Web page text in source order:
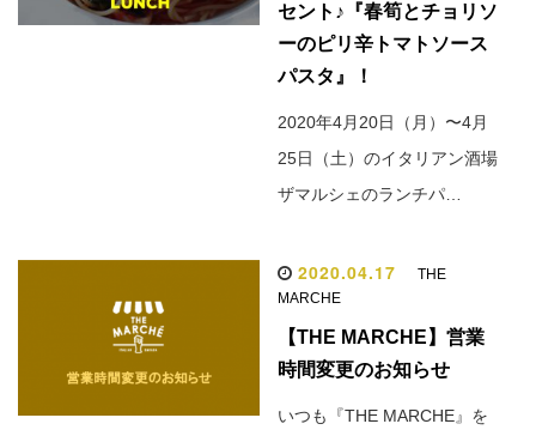
セント♪『春筍とチョリソ
ーのピリ辛トマトソース
パスタ』！
2020年4月20日（月）〜4月
25日（土）のイタリアン酒場
ザマルシェのランチパ…
2020.04.17
THE
MARCHE
【THE MARCHE】営業
時間変更のお知らせ
いつも『THE MARCHE』を